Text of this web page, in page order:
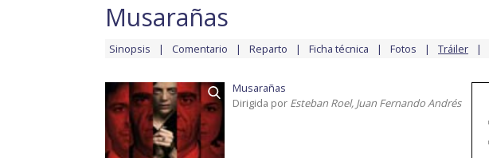
Musarañas
Sinopsis Comentario Reparto Ficha técnica Fotos Tráiler
Musarañas
Dirigida por Esteban Roel, Juan Fernando Andrés